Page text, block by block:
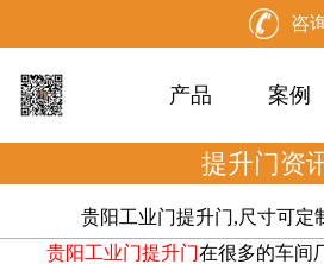
咨
产品 案例
提升门资
贵阳工业门提升门,尺寸可定
贵阳工业门提升门在很多的车间